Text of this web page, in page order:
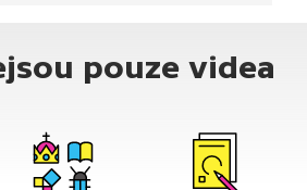
pouze videa